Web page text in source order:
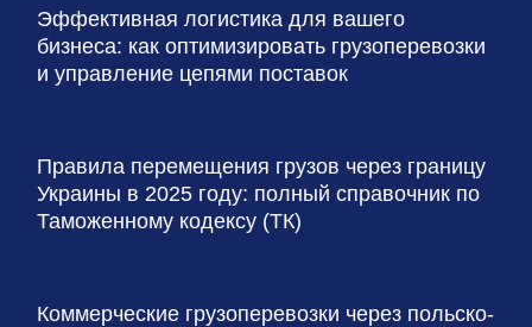
Эффективная логистика для вашего
бизнеса: как оптимизировать грузоперевозки
и управление цепями поставок
Правила перемещения грузов через границу
Украины в 2025 году: полный справочник по
Таможенному кодексу (ТК)
Коммерческие грузоперевозки через польско-